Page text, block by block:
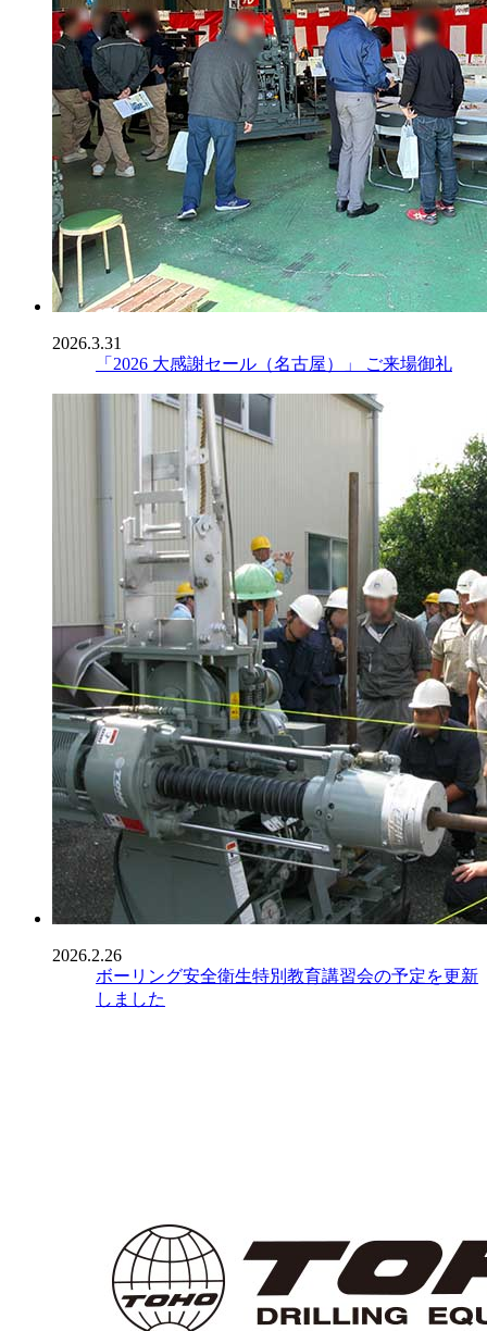
2026.3.31
「2026 大感謝セール（名古屋）」 ご来場御礼
2026.2.26
ボーリング安全衛生特別教育講習会の予定を更新
しました